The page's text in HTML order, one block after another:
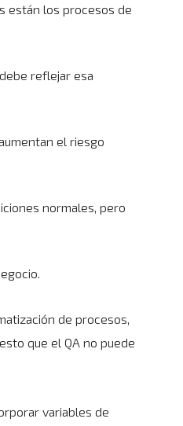
están los procesos de
reflejar esa
el riesgo
normales, pero
de procesos,
que el QA no puede
variables de